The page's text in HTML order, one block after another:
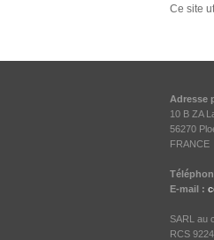
Ce site
Adresse
10 B ZA
56270
FRANCE
E-mail :
SARL au
RCS